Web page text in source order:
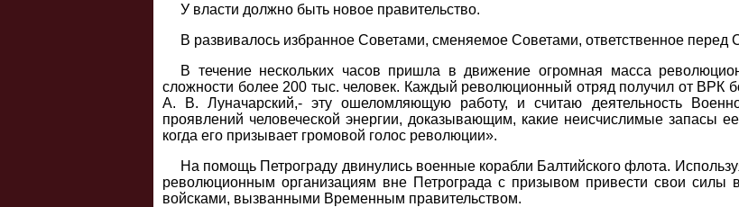
У власти должно быть новое правительство.
В развивалось избранное Советами, сменяемое Советами, ответственное перед
В течение нескольких часов пришла в движение огромная масса
сложности более 200 тыс. человек. Каждый революционный отряд получил от ВРК
А. В. Луначарский,- эту ошеломляющую работу, и считаю деятельность
проявлений человеческой энергии, доказывающим, какие неисчислимые запасы
когда его призывает громовой голос революции».
На помощь Петрограду двинулись военные корабли Балтийского флота.
революционным организациям вне Петрограда с призывом привести свои силы
войсками, вызванными Временным правительством.